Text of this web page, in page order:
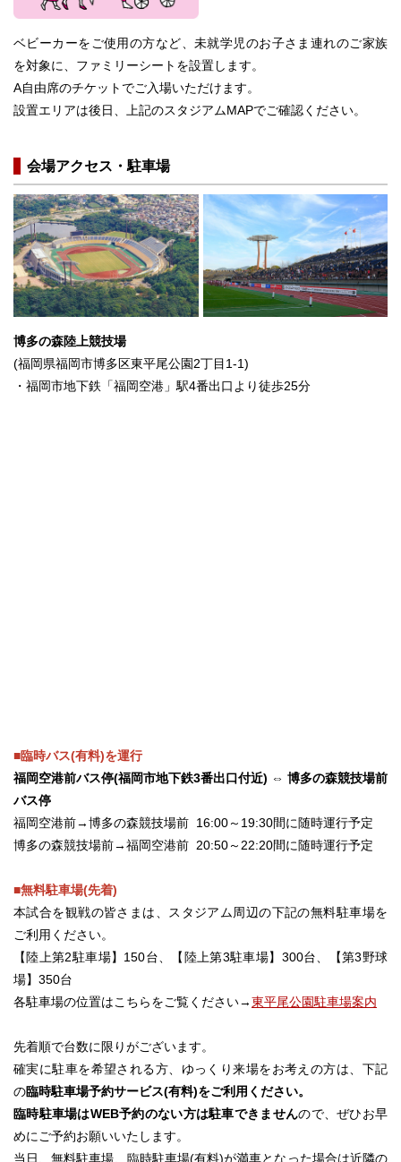
ベビーカーをご使用の方など、未就学児のお子さま連れのご家族
を対象に、ファミリーシートを設置します。
A自由席のチケットでご入場いただけます。
設置エリアは後日、上記のスタジアムMAPでご確認ください。
会場アクセス・駐車場
博多の森陸上競技場
(福岡県福岡市博多区東平尾公園2丁目1-1)
・福岡市地下鉄「福岡空港」駅4番出口より徒歩25分
■臨時バス(有料)を運行
福岡空港前バス停(福岡市地下鉄3番出口付近) ⇔ 博多の森競技場前
バス停
福岡空港前→博多の森競技場前 16:00～19:30間に随時運行予定
博多の森競技場前→福岡空港前 20:50～22:20間に随時運行予定
■無料駐車場(先着)
本試合を観戦の皆さまは、スタジアム周辺の下記の無料駐車場を
ご利用ください。
【陸上第2駐車場】150台、【陸上第3駐車場】300台、【第3野球
場】350台
各駐車場の位置はこちらをご覧ください→東平尾公園駐車場案内
先着順で台数に限りがございます。
確実に駐車を希望される方、ゆっくり来場をお考えの方は、下記
の臨時駐車場予約サービス(有料)をご利用ください。
臨時駐車場はWEB予約のない方は駐車できませんので、ぜひお早
めにご予約お願いいたします。
当日、無料駐車場、臨時駐車場(有料)が満車となった場合は近隣の